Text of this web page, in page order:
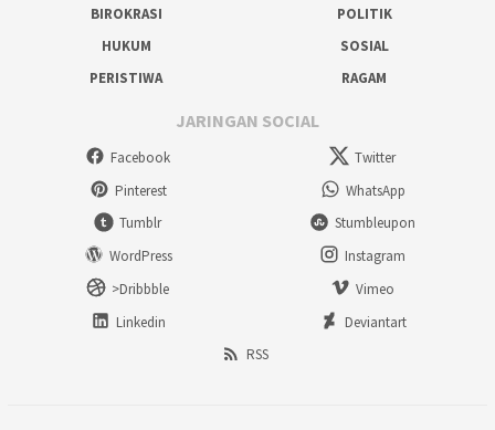
BIROKRASI
POLITIK
HUKUM
SOSIAL
PERISTIWA
RAGAM
JARINGAN SOCIAL
Facebook
Twitter
Pinterest
WhatsApp
Tumblr
Stumbleupon
WordPress
Instagram
>Dribbble
Vimeo
Linkedin
Deviantart
RSS